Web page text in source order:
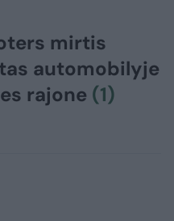
mirtis
automobilyje
rajone (1)